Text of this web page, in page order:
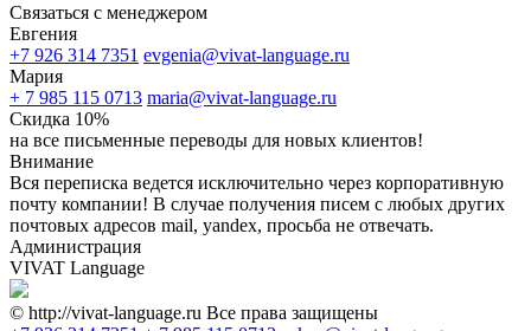
Связаться с менеджером
Евгения
+7 926 314 7351 evgenia@vivat-language.ru
Мария
+ 7 985 115 0713 maria@vivat-language.ru
Скидка 10%
на все письменные переводы для новых клиентов!
Внимание
Вся переписка ведется исключительно через корпоративную
почту компании! В случае получения писем с любых других
почтовых адресов mail, yandex, просьба не отвечать.
Администрация
VIVAT Language
© http://vivat-language.ru Все права защищены